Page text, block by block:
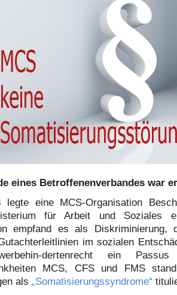
eines Betroffenenverbandes war
legte eine MCS-Organisation
für Arbeit und Soziales
empfand es als Diskriminierung,
im sozialen
dertenrecht ein
MCS, CFS und FMS
als „Somatisierungssyndrome“